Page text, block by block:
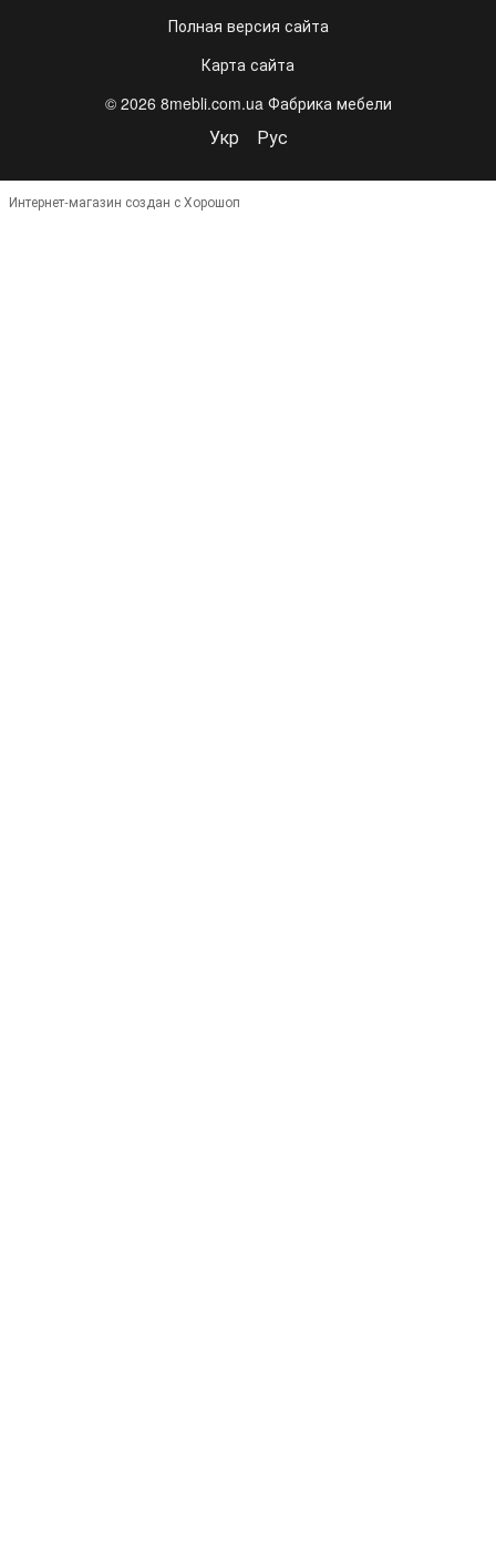
Полная версия сайта
Карта сайта
© 2026 8mebli.com.ua Фабрика мебели
Укр Рус
Интернет-магазин создан с Хорошоп